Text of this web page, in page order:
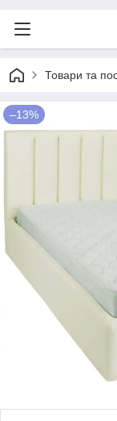
Товари та
–13%